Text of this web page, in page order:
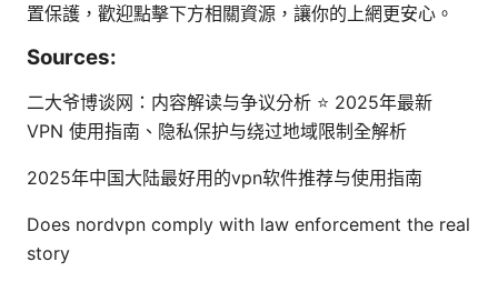
置保護，歡迎點擊下方相關資源，讓你的上網更安心。
Sources:
二大爷博谈网：内容解读与争议分析 ⭐ 2025年最新
VPN 使用指南、隐私保护与绕过地域限制全解析
2025年中国大陆最好用的vpn软件推荐与使用指南
Does nordvpn comply with law enforcement the real
story